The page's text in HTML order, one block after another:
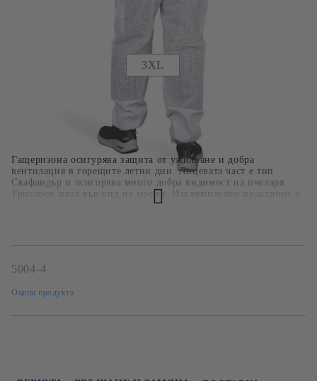
Гащеризона осигурява защита от ужилване и добра
вентилация в горещите летни дни. Лицевата част е тип
Скафандър и осигорява много добра видимост на пчеларя.
Трислоен плат във вид на мрежа. Изключително практичен и
удобен за горещите летни дни;
3XL
5004-4
Оцени продукта